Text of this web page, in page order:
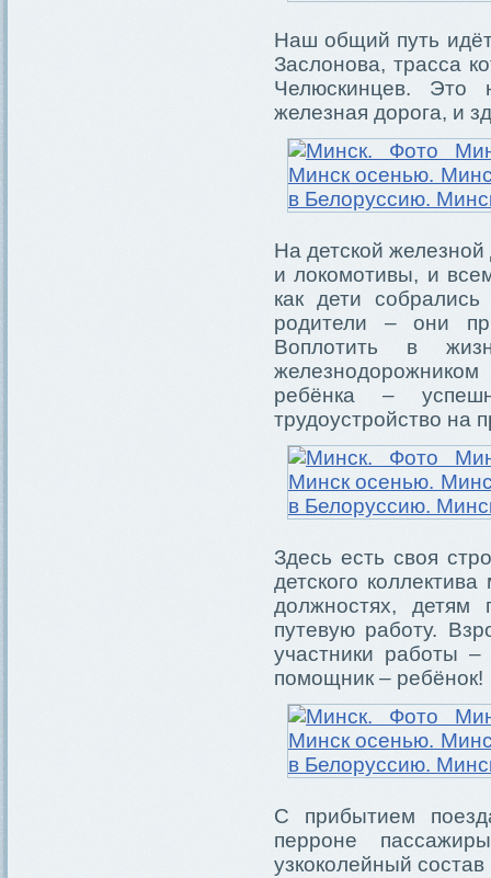
Наш общий путь
Заслонова, трасса
Челюскинцев. Это
железная дорога, и
На детской
и локомотивы, и
как дети
родители – они
Воплотить в
ребёнка –
трудоустройство на
Здесь есть своя
детского
должностях, детям
путевую работу.
участники работы
помощник – ребёнок!
С прибытием
перроне
узкоколейный